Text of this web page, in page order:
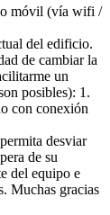
móvil (vía wifi /
del edificio.
de cambiar la
un
posibles): 1.
con conexión
desviar
de su
del equipo e
Muchas gracias